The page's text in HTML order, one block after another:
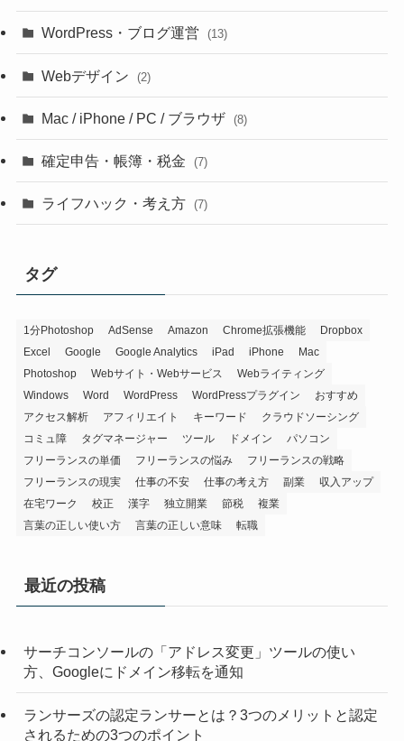
WordPress・ブログ運営 (13)
Webデザイン (2)
Mac / iPhone / PC / ブラウザ (8)
確定申告・帳簿・税金 (7)
ライフハック・考え方 (7)
タグ
1分Photoshop AdSense Amazon Chrome拡張機能
Dropbox
Excel
Google Google Analytics iPad iPhone
Mac
Photoshop
Webサイト・Webサービス
Webライティング
Windows
Word WordPress WordPressプラグイン
おすすめ
アクセス解析
アフィリエイト キーワード
クラウドソーシング
コミュ障
タグマネージャー ツール ドメイン
パソコン
フリーランスの単価
フリーランスの悩み
フリーランスの戦略
フリーランスの現実
仕事の不安 仕事の考え方 副業
収入アップ
在宅ワーク
校正 漢字 独立開業 節税
複業
言葉の正しい使い方
言葉の正しい意味 転職
最近の投稿
サーチコンソールの「アドレス変更」ツールの使い
方、Googleにドメイン移転を通知
ランサーズの認定ランサーとは？3つのメリットと認定
されるための3つのポイント